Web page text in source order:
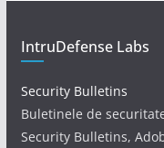
IntruDefense Labs
Security Bulletins
Buletinele de
Security Bulletins,